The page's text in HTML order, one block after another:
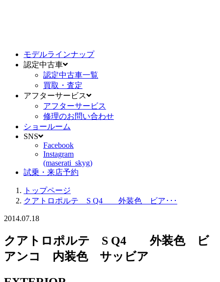
モデルラインナップ
認定中古車
認定中古車一覧
買取・査定
アフターサービス
アフターサービス
修理のお問い合わせ
ショールーム
SNS
Facebook
Instagram
(maserati_skyg)
試乗・来店予約
トップページ
クアトロポルテ S Q4 外装色 ビア･･･
2014.07.18
クアトロポルテ S Q4 外装色 ビ
アンコ 内装色 サッビア